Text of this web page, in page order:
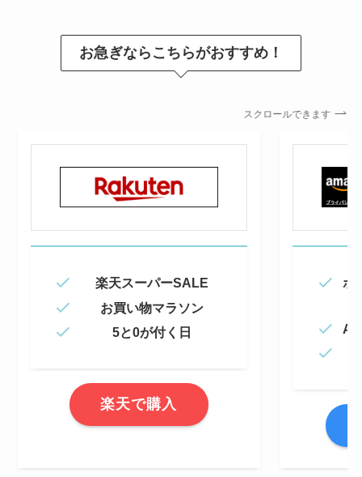
お急ぎならこちらがおすすめ！
スクロールできます
楽天スーパーSALE
お買い物マラソン
5と0が付く日
楽天で購入
ポ